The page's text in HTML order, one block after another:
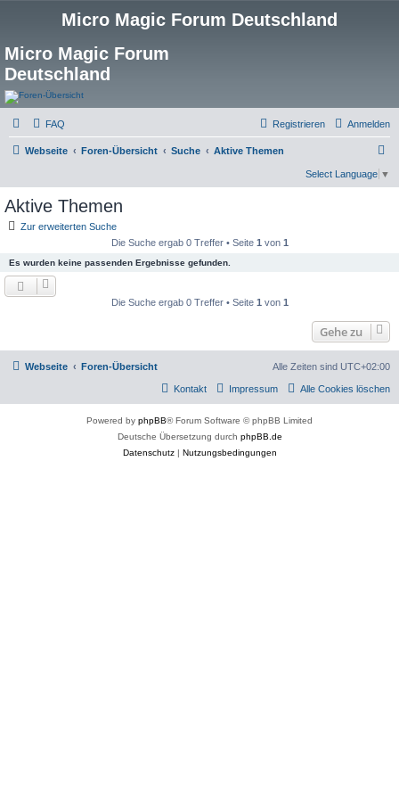
Micro Magic Forum Deutschland
Micro Magic Forum
Deutschland
FAQ Anmelden
Registrieren
Webseite Foren-Übersicht Suche Aktive Themen
Select Language ▼
Aktive Themen
Zur erweiterten Suche
Die Suche ergab 0 Treffer • Seite 1 von 1
Es wurden keine passenden Ergebnisse gefunden.
Die Suche ergab 0 Treffer • Seite 1 von 1
Gehe zu
Webseite Foren-Übersicht Alle Zeiten sind UTC+02:00
Alle Cookies löschen
Impressum
Kontakt
Powered by phpBB® Forum Software © phpBB Limited
Deutsche Übersetzung durch phpBB.de
Datenschutz| Nutzungsbedingungen